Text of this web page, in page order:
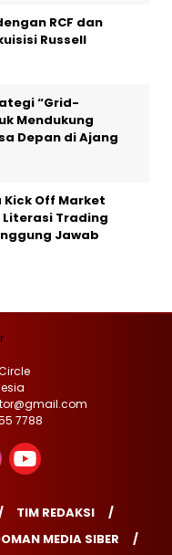
RCF dan
Russell
“Grid-
Mendukung
Depan di Ajang
Kick Off Market
Literasi Trading
Jawab
7788
TIM REDAKSI
MEDIA SIBER